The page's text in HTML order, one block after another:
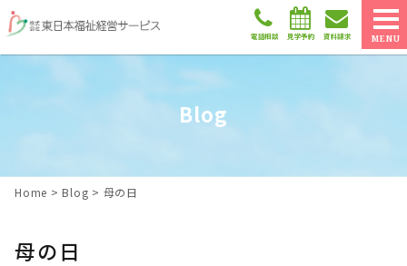
MENU
電話相談 見学予約 資料請求
Blog
Home > Blog > 母の日
母の日